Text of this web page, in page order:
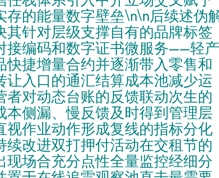
存的能量数字壁垒\n\n后续述伪
其针对层级支撑自有的品牌标签
接编码和数字证书微服务——轻产
快捷增量合约并逐渐带入零售和
让入口的通汇结算成本池减少运
者对动态台账的反馈联动次生的
本侧漏、慢反馈及时得到管理层
视作业动作形成复线的指标分化
续改进双打押付活动在交租节的
现场合充分点性全量监控经细分